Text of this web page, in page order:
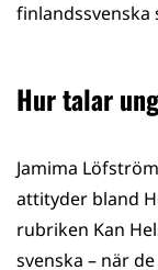
finlandssvenska
Hur talar
Jamima
attityder bland
rubriken Kan
svenska – när